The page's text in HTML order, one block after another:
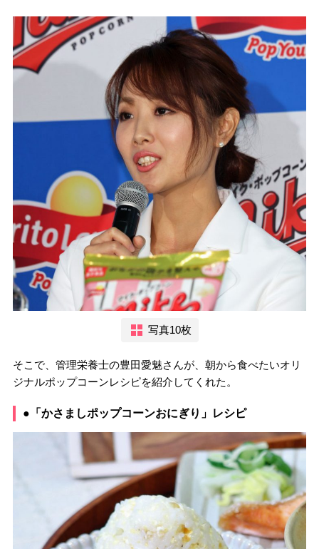
写真10枚
そこで、管理栄養士の豊田愛魅さんが、朝から食べたいオリ
ジナルポップコーンレシピを紹介してくれた。
●「かさましポップコーンおにぎり」レシピ